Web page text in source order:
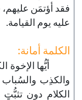
فقد أؤتمَن
عليه يوم القيامة.
الكلمة أمانة:
أيُّها الإخوة
والكذِب والسُباب
الكلام دون